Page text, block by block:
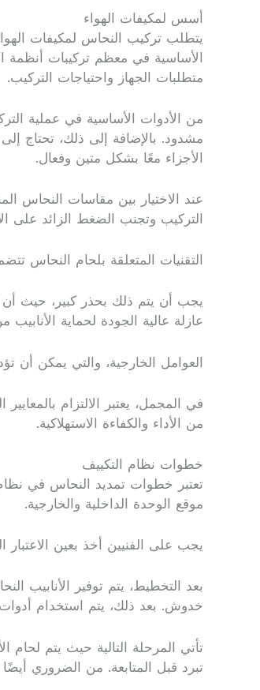
أسس لمكيفات الهواء
يتطلب تركيب النحاس لمكيفات
الأساسية في معظم تركيبات أنظمة
متطلبات الجهاز واحتياجات التركيب.
من الأدوات الأساسية في عملية
مشدود. بالإضافة إلى ذلك، تحتاج
الأجزاء معًا بشكل متين وفعال.
عند الاختيار بين مقاسات النحاس
التركيب وتجنب الضغط الزائد على
التقنيات المتعلقة بلحام النحاس
يجب أن يتم ذلك بحذر كبير، حيث أن
عازلة عالية الجودة لحماية الأنابيب
العوامل الخارجية، والتي يمكن أن
في المجمل، يعتبر الالتزام
من الأداء والكفاءة الاستهلاكية.
خطوات نظام التكييف
تعتبر خطوات تمديد النحاس في نظام
موقع الوحدة الداخلية والخارجية.
يجب على الفنيين أخذ بعين الاعتبار
بعد التخطيط، يتم توفير الأنابيب
خدوش. بعد ذلك، يتم استخدام أدوات
تأتي المرحلة التالية حيث يتم لحام
تبرد قبل المتابعة. من الضروري